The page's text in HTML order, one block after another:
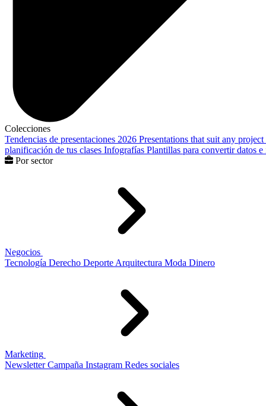
Colecciones
Tendencias de presentaciones 2026 Presentations that suit any project
planificación de tus clases Infografías Plantillas para convertir datos
Por sector
Negocios
Tecnología Derecho Deporte Arquitectura Moda Dinero
Marketing
Newsletter Campaña Instagram Redes sociales